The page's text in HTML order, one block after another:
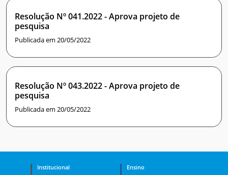
Resolução Nº 041.2022 - Aprova projeto de
pesquisa
Publicada em 20/05/2022
Resolução Nº 043.2022 - Aprova projeto de
pesquisa
Publicada em 20/05/2022
Institucional
Ensino